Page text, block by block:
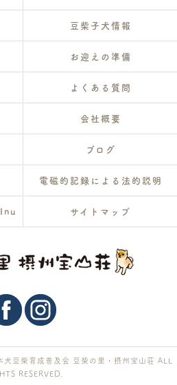
豆柴子犬情報
お迎えの準備
よくある質問
会社概要
ブログ
電磁的記録による法的説明
サイトマップ
豆柴育成普及会 豆柴の里・摂州宝山荘 ALL
RESERVED.